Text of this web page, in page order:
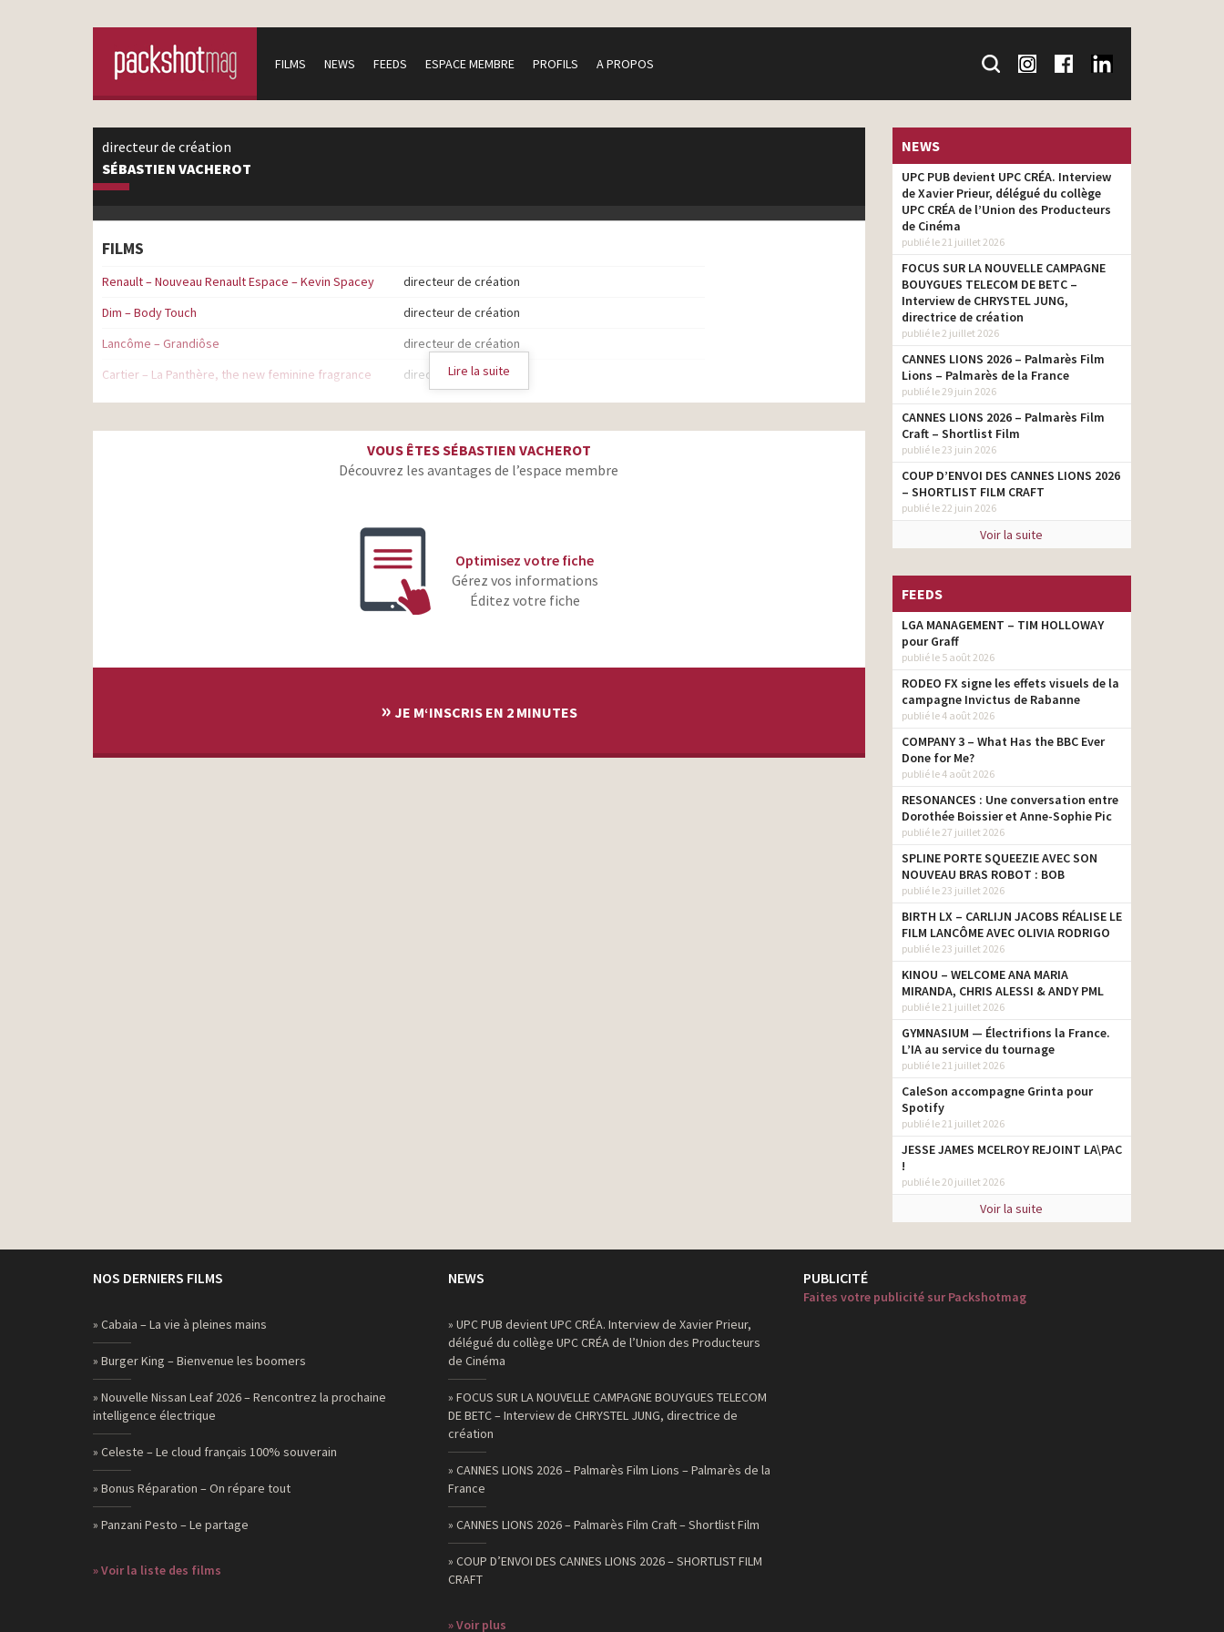
FILMS NEWS FEEDS ESPACE MEMBRE PROFILS A PROPOS
directeur de création
SÉBASTIEN VACHEROT
FILMS
Renault – Nouveau Renault Espace – Kevin Spacey
directeur de création
Dim – Body Touch
directeur de création
Lancôme – Grandiôse
directeur de création
Cartier – La Panthère, the new feminine fragrance
directeur de création
Lancôme – Chinese New Year
directeur de création
Lire la suite
VOUS ÊTES SÉBASTIEN VACHEROT
Découvrez les avantages de l’espace membre
Optimisez votre fiche
Gérez vos informations
Éditez votre fiche
» JE M‘INSCRIS EN 2 MINUTES
NEWS
UPC PUB devient UPC CRÉA. Interview
de Xavier Prieur, délégué du collège
UPC CRÉA de l’Union des Producteurs
de Cinéma
publié le 21 juillet 2026
FOCUS SUR LA NOUVELLE CAMPAGNE
BOUYGUES TELECOM DE BETC –
Interview de CHRYSTEL JUNG,
directrice de création
publié le 2 juillet 2026
CANNES LIONS 2026 – Palmarès Film
Lions – Palmarès de la France
publié le 29 juin 2026
CANNES LIONS 2026 – Palmarès Film
Craft – Shortlist Film
publié le 23 juin 2026
COUP D’ENVOI DES CANNES LIONS 2026
– SHORTLIST FILM CRAFT
publié le 22 juin 2026
Voir la suite
FEEDS
LGA MANAGEMENT – TIM HOLLOWAY
pour Graff
publié le 5 août 2026
RODEO FX signe les effets visuels de la
campagne Invictus de Rabanne
publié le 4 août 2026
COMPANY 3 – What Has the BBC Ever
Done for Me?
publié le 4 août 2026
RESONANCES : Une conversation entre
Dorothée Boissier et Anne-Sophie Pic
publié le 27 juillet 2026
SPLINE PORTE SQUEEZIE AVEC SON
NOUVEAU BRAS ROBOT : BOB
publié le 23 juillet 2026
BIRTH LX – CARLIJN JACOBS RÉALISE LE
FILM LANCÔME AVEC OLIVIA RODRIGO
publié le 23 juillet 2026
KINOU – WELCOME ANA MARIA
MIRANDA, CHRIS ALESSI & ANDY PML
publié le 21 juillet 2026
GYMNASIUM — Électrifions la France.
L’IA au service du tournage
publié le 21 juillet 2026
CaleSon accompagne Grinta pour
Spotify
publié le 21 juillet 2026
JESSE JAMES MCELROY REJOINT LA\PAC
!
publié le 20 juillet 2026
Voir la suite
NOS DERNIERS FILMS
» Cabaia – La vie à pleines mains
» Burger King – Bienvenue les boomers
» Nouvelle Nissan Leaf 2026 – Rencontrez la prochaine
intelligence électrique
» Celeste – Le cloud français 100% souverain
» Bonus Réparation – On répare tout
» Panzani Pesto – Le partage
» Voir la liste des films
NEWS
» UPC PUB devient UPC CRÉA. Interview de Xavier Prieur,
délégué du collège UPC CRÉA de l’Union des Producteurs
de Cinéma
» FOCUS SUR LA NOUVELLE CAMPAGNE BOUYGUES TELECOM
DE BETC – Interview de CHRYSTEL JUNG, directrice de
création
» CANNES LIONS 2026 – Palmarès Film Lions – Palmarès de la
France
» CANNES LIONS 2026 – Palmarès Film Craft – Shortlist Film
» COUP D’ENVOI DES CANNES LIONS 2026 – SHORTLIST FILM
CRAFT
» Voir plus
PUBLICITÉ
Faites votre publicité sur Packshotmag